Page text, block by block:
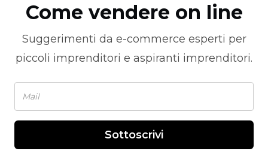
Come vendere on line
Suggerimenti da e-commerce esperti per
piccoli imprenditori e aspiranti imprenditori.
Sottoscrivi